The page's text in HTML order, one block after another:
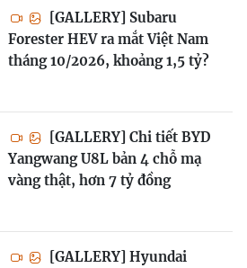
[GALLERY] Subaru
Forester HEV ra mắt Việt Nam
tháng 10/2026, khoảng 1,5 tỷ?
[GALLERY] Chi tiết BYD
Yangwang U8L bản 4 chỗ mạ
vàng thật, hơn 7 tỷ đồng
[GALLERY] Hyundai